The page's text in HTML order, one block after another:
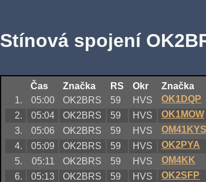
Stínová spojení
Čas Značka RS Okr Značka
1.
05:00 OK2BRS 59 HVS OK1DQP
2.
05:04 OK2BRS 59 HVS OK1MOW
3.
05:06 OK2BRS 59 HVS
4.
05:09 OK2BRS 59 HVS OK2PYA
5.
05:11 OK2BRS 59 HVS OM4KK
6.
05:13 OK2BRS 59 HVS OK2SFP